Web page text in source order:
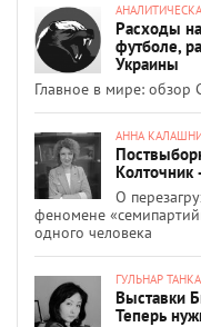
Расходы
футболе,
Украины
Главное в мире: обзор
АННА
Колточник
О
феномене
одного человека
ГУЛЬНАР
Выставки
Теперь